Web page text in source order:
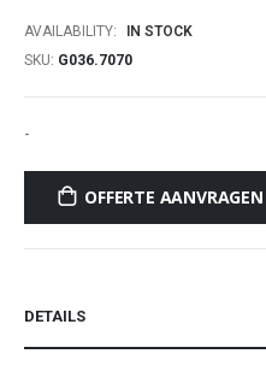
gallery
AVAILABILITY:
IN STOCK
SKU G036.7070
-
OFFERTE AANVRAGEN
DETAILS